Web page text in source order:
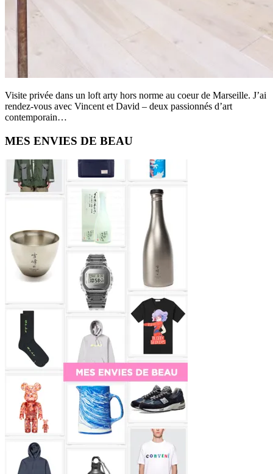
Visite privée dans un loft arty hors norme au coeur de Marseille. J’ai
rendez-vous avec Vincent et David – deux passionnés d’art
contemporain…
Primary
Sidebar
MES ENVIES DE BEAU